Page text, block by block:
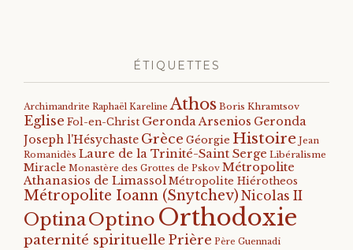
ÉTIQUETTES
Archimandrite Raphaël Kareline Athos Boris Khramtsov
Eglise Fol-en-Christ Geronda Arsenios Geronda
Joseph l'Hésychaste Grèce Géorgie Histoire Jean
Romanidès Laure de la Trinité-Saint Serge Libéralisme
Miracle Monastère des Grottes de Pskov Métropolite
Athanasios de Limassol Métropolite Hiérotheos
Métropolite Ioann (Snytchev) Nicolas II
OptinaOptino Orthodoxie
paternité spirituelle Prière Père Guennadi